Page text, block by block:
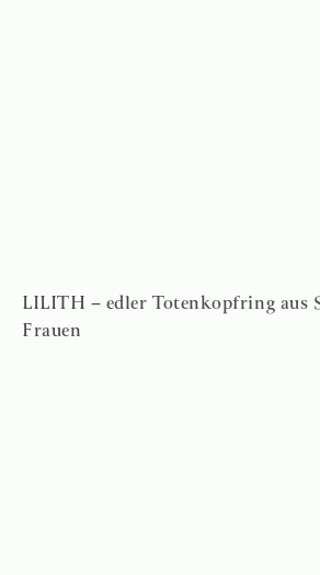
LILITH – edler Totenkopfring aus
Frauen